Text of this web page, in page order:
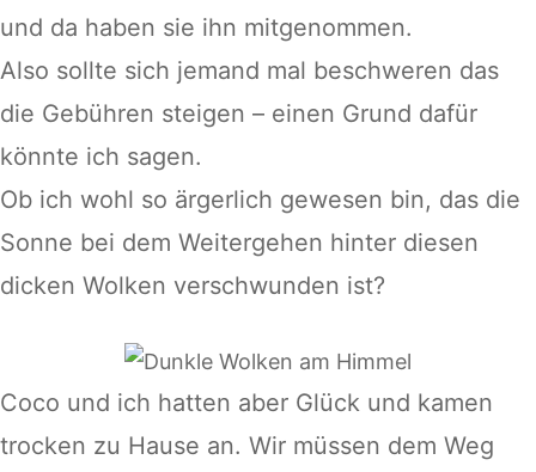
und da haben sie ihn mitgenommen.
Also sollte sich jemand mal beschweren das
die Gebühren steigen – einen Grund dafür
könnte ich sagen.
Ob ich wohl so ärgerlich gewesen bin, das die
Sonne bei dem Weitergehen hinter diesen
dicken Wolken verschwunden ist?
Coco und ich hatten aber Glück und kamen
trocken zu Hause an. Wir müssen dem Weg